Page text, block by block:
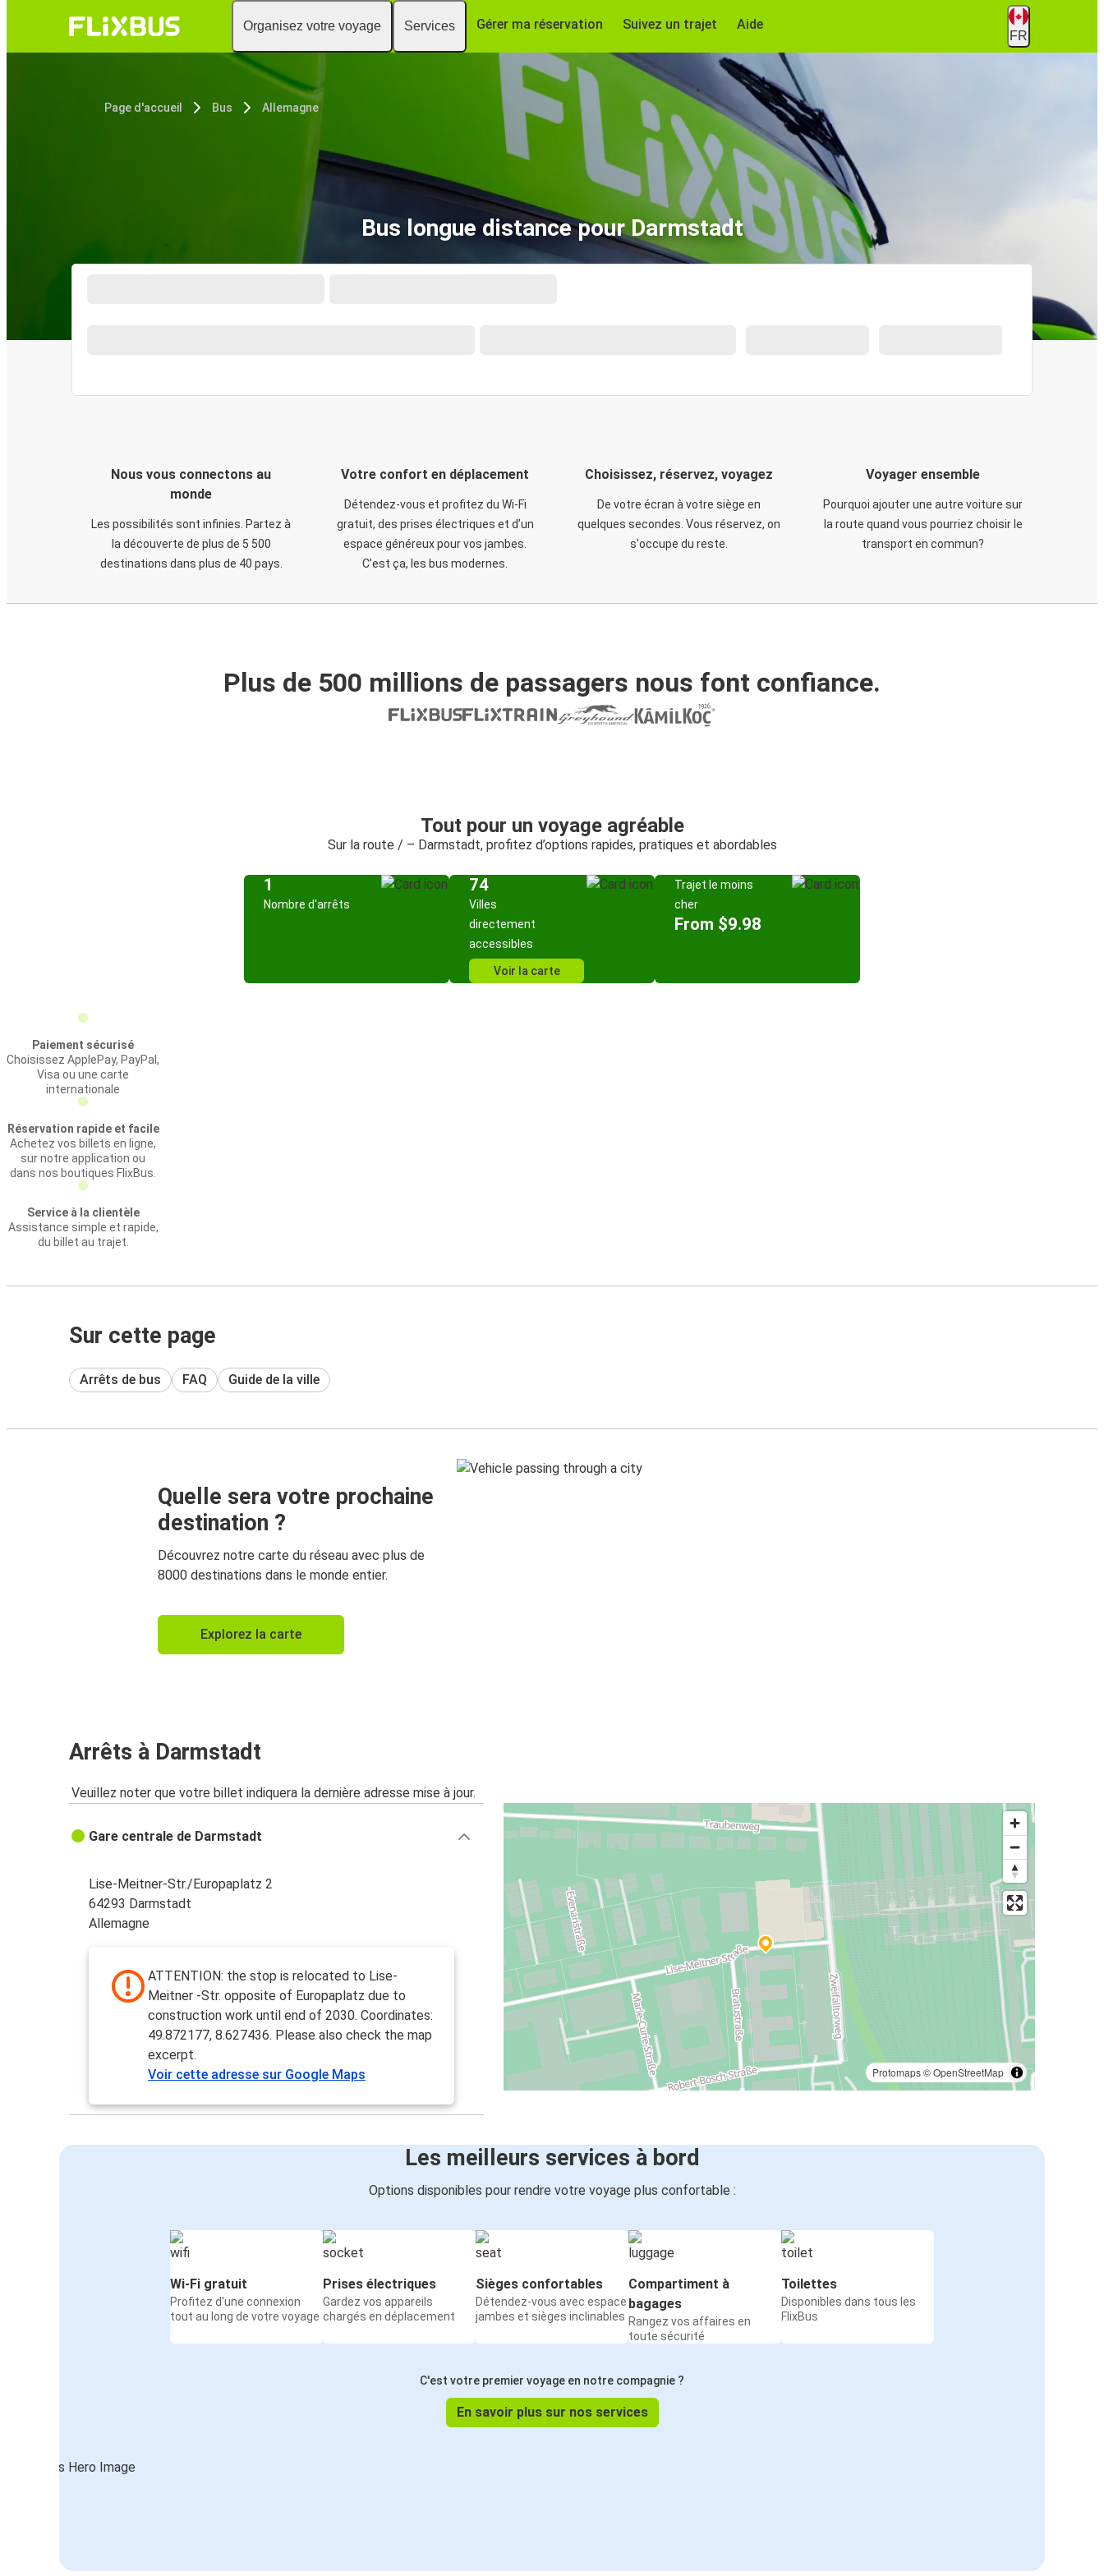
Organisez votre voyage Services Gérer ma réservation Suivez un trajet Aide
FR
Page d'accueil Bus Allemagne
Bus longue distance pour Darmstadt
Nous vous connectons au
monde
Les possibilités sont infinies. Partez à
la découverte de plus de 5 500
destinations dans plus de 40 pays.
Votre confort en déplacement
Détendez-vous et profitez du Wi-Fi
gratuit, des prises électriques et d’un
espace généreux pour vos jambes.
C'est ça, les bus modernes.
Choisissez, réservez, voyagez
De votre écran à votre siège en
quelques secondes. Vous réservez, on
s'occupe du reste.
Voyager ensemble
Pourquoi ajouter une autre voiture sur
la route quand vous pourriez choisir le
transport en commun?
Plus de 500 millions de passagers nous font confiance.
Tout pour un voyage agréable
Sur la route / – Darmstadt, profitez d’options rapides, pratiques et abordables
1
Nombre d'arrêts
74
Villes
directement
accessibles
Voir la carte
Trajet le moins
cher
From $9.98
Paiement sécurisé
Choisissez ApplePay, PayPal,
Visa ou une carte
internationale
Réservation rapide et facile
Achetez vos billets en ligne,
sur notre application ou
dans nos boutiques FlixBus.
Service à la clientèle
Assistance simple et rapide,
du billet au trajet.
Sur cette page
Arrêts de bus FAQ Guide de la ville
Quelle sera votre prochaine
destination ?
Découvrez notre carte du réseau avec plus de
8000 destinations dans le monde entier.
Explorez la carte
Arrêts à Darmstadt
Veuillez noter que votre billet indiquera la dernière adresse mise à jour.
Protomaps©OpenStreetMap
Gare centrale de Darmstadt
Lise-Meitner-Str./Europaplatz 2
64293 Darmstadt
Allemagne
ATTENTION: the stop is relocated to Lise-
Meitner -Str. opposite of Europaplatz due to
construction work until end of 2030. Coordinates:
49.872177, 8.627436. Please also check the map
excerpt.
Voir cette adresse sur Google Maps
Les meilleurs services à bord
Options disponibles pour rendre votre voyage plus confortable :
Wi-Fi gratuit
Profitez d'une connexion
tout au long de votre voyage
Prises électriques
Gardez vos appareils
chargés en déplacement
Sièges confortables
Détendez-vous avec espace
jambes et sièges inclinables
Compartiment à
bagages
Rangez vos affaires en
toute sécurité
Toilettes
Disponibles dans tous les
FlixBus
C'est votre premier voyage en notre compagnie ?
En savoir plus sur nos services